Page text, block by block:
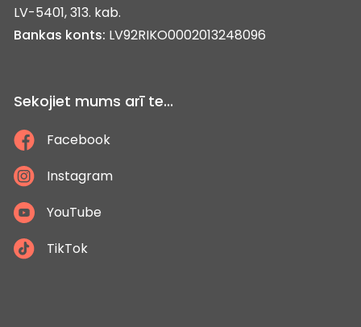
LV-5401, 313. kab.
Bankas konts: LV92RIKO0002013248096
Sekojiet mums arī te...
Facebook
Instagram
YouTube
TikTok